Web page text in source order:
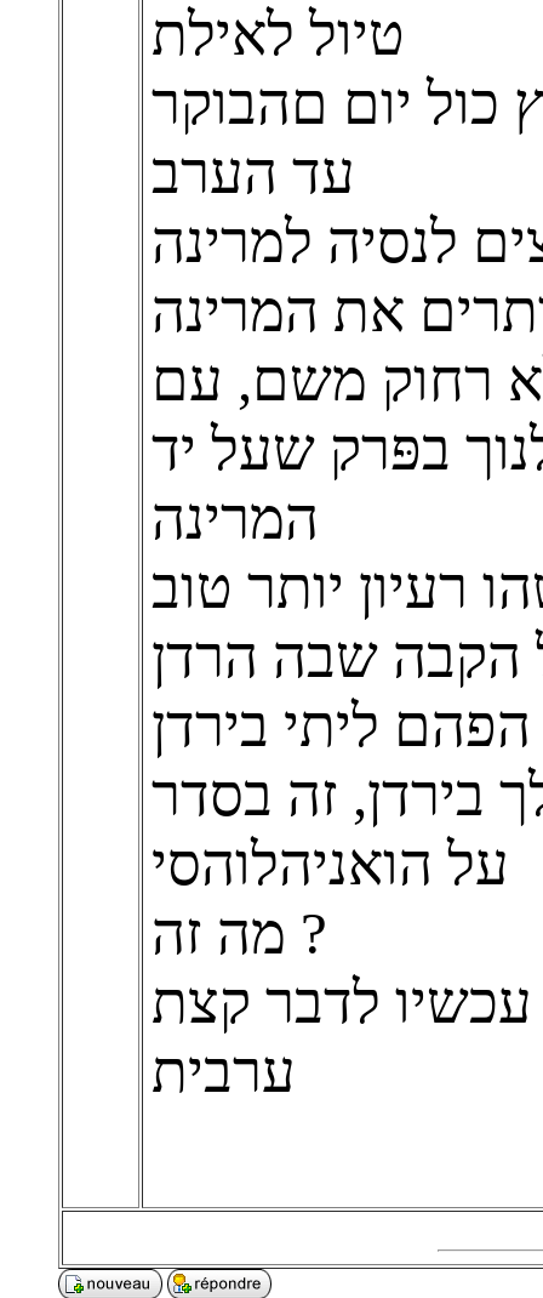
טיול לאילת
כול יום םהבוקר
עד הערב
לנסיה למרינה
את המרינה
רחוק משם, עם
בפּרק שעל יד
המרינה
רעיון יותר טוב
הקבה שבה הרדן
ליתי בירדן
על הואניהלוהסי
מה זה ?
לדבר קצת
ערבית